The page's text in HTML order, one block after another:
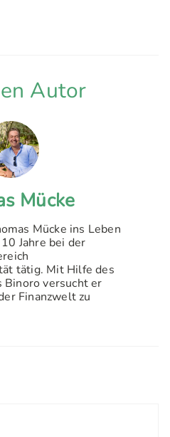
Autor
Mücke
Mücke ins Leben
Jahre bei der
tätig. Mit Hilfe des
versucht er
Finanzwelt zu